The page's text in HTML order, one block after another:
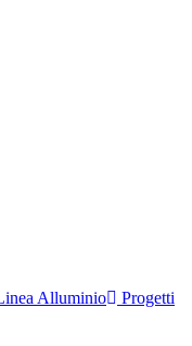
Alluminio
Progetti